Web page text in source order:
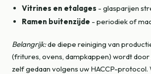
Vitrines en etalages - glasparijen
Ramen buitenzijde - periodiek of
Belangrijk:de diepe reiniging van
(fritures, ovens, dampkappen) wordt door
zelf gedaan volgens uw HACCP-protocol.